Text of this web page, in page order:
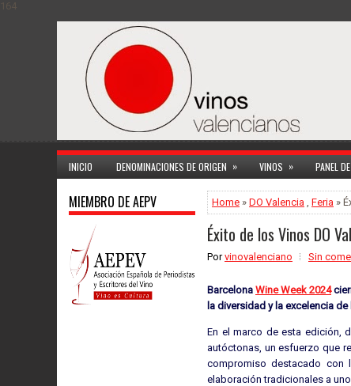
164
INICIO DENOMINACIONES DE ORIGEN » VINOS » PANEL
MIEMBRO DE AEPV Home » DO Valencia , Feria »
Éxito de los Vinos DO
Porvinovalenciano Sin
Barcelona Wine Week 2024
la diversidad y la excelencia
En el marco de esta edición,
autóctonas, un esfuerzo que
compromiso destacado con
elaboración tradicionales a